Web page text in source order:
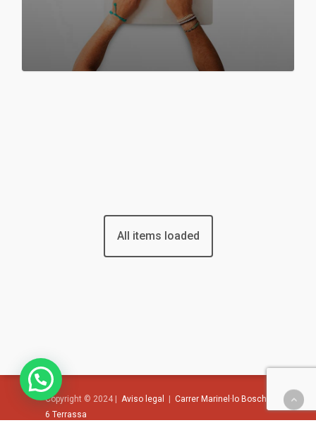
Copyright © 2024 | Aviso legal | Carrer Marinel·lo Bosch,
6 Terrassa
¿Hablamos de ideas?